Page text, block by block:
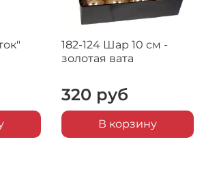
182-124 Шар 10 см -
золотая вата
320 руб
В корзину